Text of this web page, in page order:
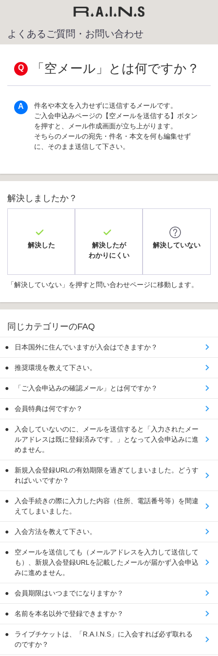
よくあるご質問・お問い合わせ
「空メール」とは何ですか？
件名や本文を入力せずに送信するメールです。
ご入会申込みページの【空メールを送信する】ボタン
を押すと、メール作成画面が立ち上がります。
そちらのメールの宛先・件名・本文を何も編集せず
に、そのまま送信して下さい。
解決しましたか？
解決した
解決したが
わかりにくい
解決していない
「解決していない」を押すと問い合わせページに移動します。
同じカテゴリーのFAQ
日本国外に住んでいますが入会はできますか？
推奨環境を教えて下さい。
「ご入会申込みの確認メール」とは何ですか？
会員特典は何ですか？
入会していないのに、メールを送信すると「入力されたメー
ルアドレスは既に登録済みです。」となって入会申込みに進
めません。
新規入会登録URLの有効期限を過ぎてしまいました。どうす
ればいいですか？
入会手続きの際に入力した内容（住所、電話番号等）を間違
えてしまいました。
入会方法を教えて下さい。
空メールを送信しても（メールアドレスを入力して送信して
も）、新規入会登録URLを記載したメールが届かず入会申込
みに進めません。
会員期限はいつまでになりますか？
名前を本名以外で登録できますか？
ライブチケットは、「R.A.I.N.S」に入会すれば必ず取れる
のですか？